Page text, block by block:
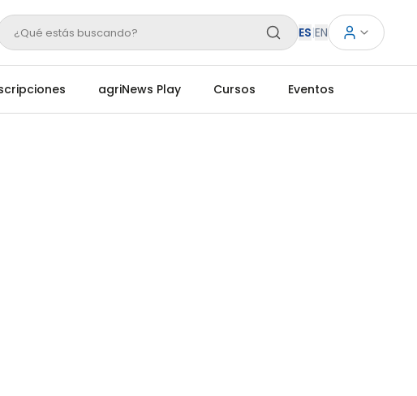
¿Qué estás buscando? ES|EN
agriNews Play Cursos Eventos